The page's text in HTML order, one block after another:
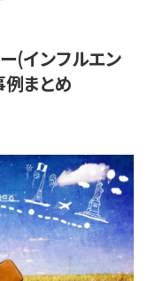
(インフルエン
まとめ